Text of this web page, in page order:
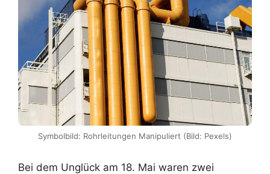
Symbolbild: Rohrleitungen Manipuliert (Bild: Pexels)
Bei dem Unglück am 18. Mai waren zwei